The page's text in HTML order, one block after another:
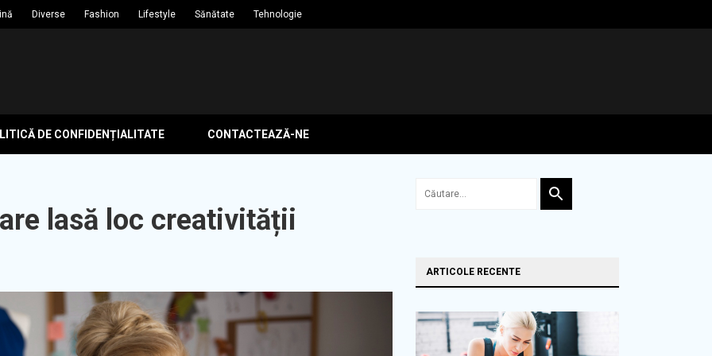
Diverse Fashion Lifestyle Sănătate Tehnologie
DE CONFIDENȚIALITATE CONTACTEAZĂ-NE
lasă loc creativității
ARTICOLE RECENTE